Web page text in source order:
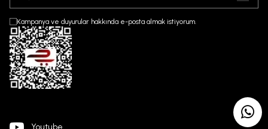
Kampanya ve duyurular hakkında e-posta almak istiyorum.
Youtube